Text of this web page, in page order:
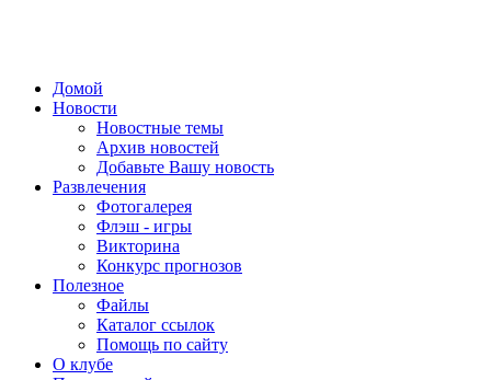
Домой
Новости
Новостные темы
Архив новостей
Добавьте Вашу новость
Развлечения
Фотогалерея
Флэш - игры
Викторина
Конкурс прогнозов
Полезное
Файлы
Каталог ссылок
Помощь по сайту
О клубе